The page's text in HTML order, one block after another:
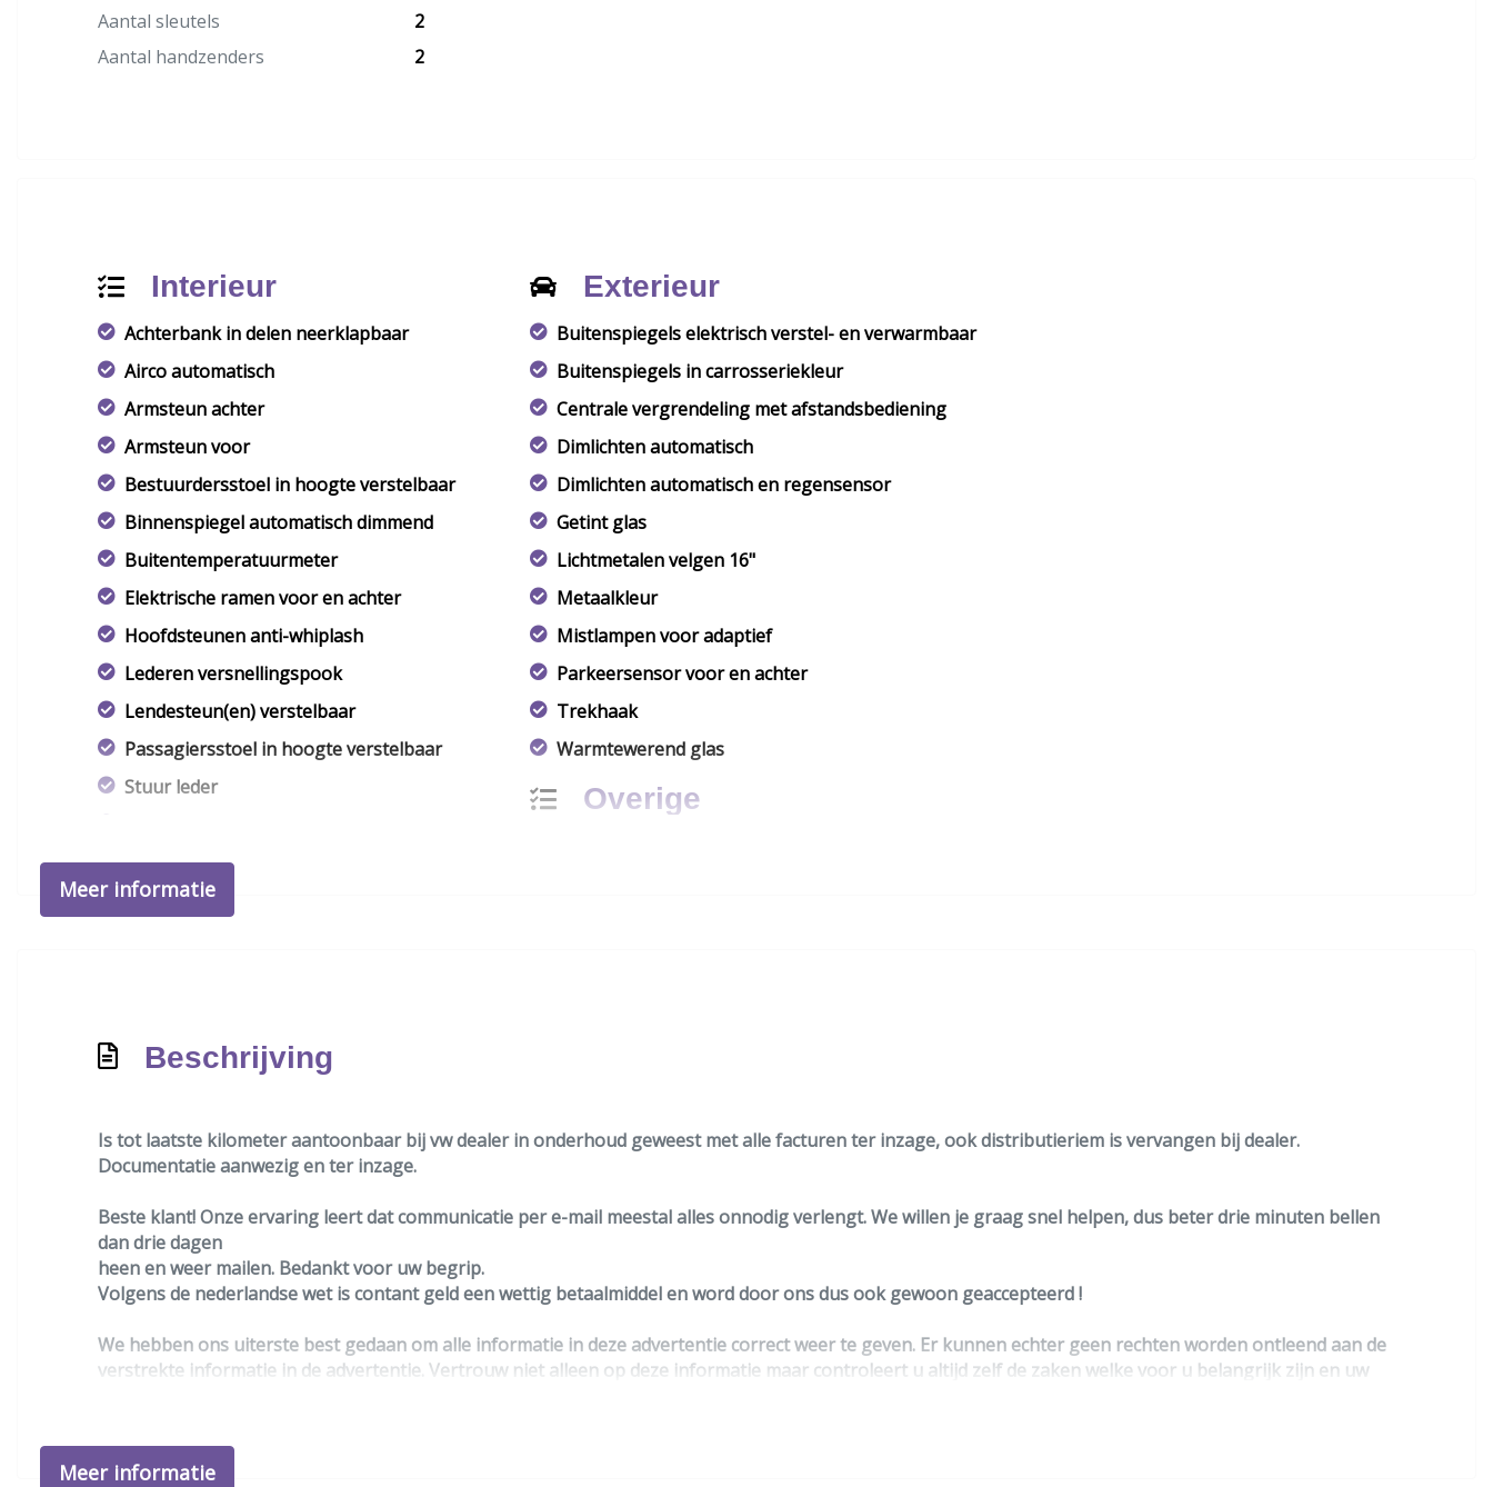
Aantal sleutels
2
Aantal handzenders
2
Interieur
Achterbank in delen neerklapbaar
Airco automatisch
Armsteun achter
Armsteun voor
Bestuurdersstoel in hoogte verstelbaar
Binnenspiegel automatisch dimmend
Buitentemperatuurmeter
Elektrische ramen voor en achter
Hoofdsteunen anti-whiplash
Lederen versnellingspook
Lendesteun(en) verstelbaar
Passagiersstoel in hoogte verstelbaar
Stuur leder
Stuurbekrachtiging snelheidsafhankelijk
Exterieur
Buitenspiegels elektrisch verstel- en verwarmbaar
Buitenspiegels in carrosseriekleur
Centrale vergrendeling met afstandsbediening
Dimlichten automatisch
Dimlichten automatisch en regensensor
Getint glas
Lichtmetalen velgen 16"
Metaalkleur
Mistlampen voor adaptief
Parkeersensor voor en achter
Trekhaak
Warmtewerend glas
Overige
Meer informatie
Beschrijving
Is tot laatste kilometer aantoonbaar bij vw dealer in onderhoud geweest met alle facturen ter inzage, ook distributieriem is vervangen bij dealer.
Documentatie aanwezig en ter inzage.
Beste klant! Onze ervaring leert dat communicatie per e-mail meestal alles onnodig verlengt. We willen je graag snel helpen, dus beter drie minuten bellen
dan drie dagen
heen en weer mailen. Bedankt voor uw begrip.
Volgens de nederlandse wet is contant geld een wettig betaalmiddel en word door ons dus ook gewoon geaccepteerd !
We hebben ons uiterste best gedaan om alle informatie in deze advertentie correct weer te geven. Er kunnen echter geen rechten worden ontleend aan de
verstrekte informatie in de advertentie. Vertrouw niet alleen op deze informatie maar controleert u altijd zelf de zaken welke voor u belangrijk zijn en uw
Meer informatie